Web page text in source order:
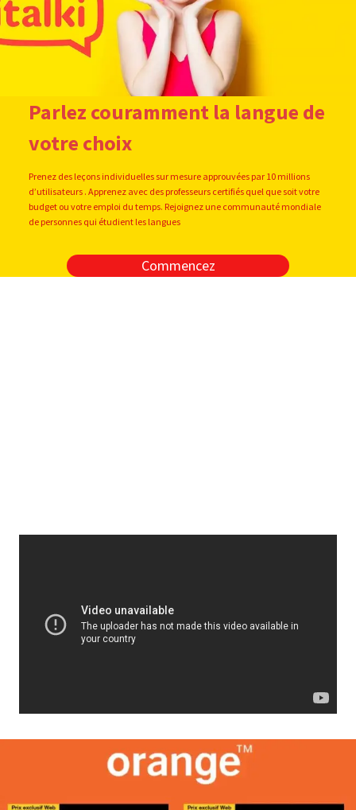
Parlez couramment la langue de
votre choix
Prenez des leçons individuelles sur mesure approuvées par 10 millions
d’utilisateurs . Apprenez avec des professeurs certifiés quel que soit votre
budget ou votre emploi du temps. Rejoignez une communauté mondiale
de personnes qui étudient les langues
Commencez